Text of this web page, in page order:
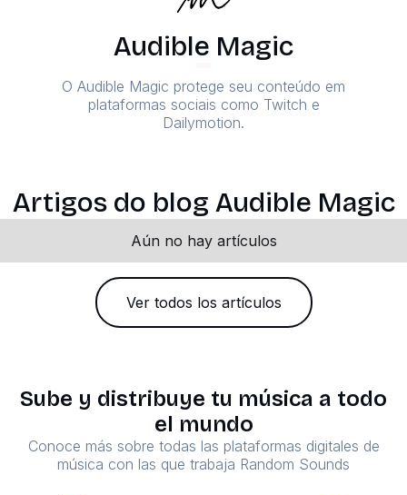
Audible Magic
O Audible Magic protege seu conteúdo em
plataformas sociais como Twitch e
Dailymotion.
Artigos do blog Audible Magic
Aún no hay artículos
Ver todos los artículos
Sube y distribuye tu música a todo
el mundo
Conoce más sobre todas las plataformas digitales de
música con las que trabaja Random Sounds